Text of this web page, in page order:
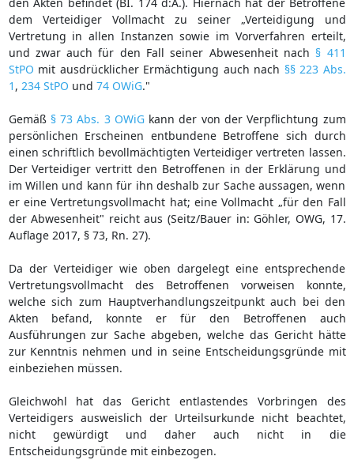
dem Verteidiger Vollmacht zu seiner „Verteidigung und
Vertretung in allen Instanzen sowie im Vorverfahren erteilt,
und zwar auch für den Fall seiner Abwesenheit nach § 411
StPO mit ausdrücklicher Ermächtigung auch nach §§ 223 Abs.
1 , 234 StPO und 74 OWiG."
Gemäß § 73 Abs. 3 OWiGkann der von der Verpflichtung zum
persönlichen Erscheinen entbundene Betroffene sich durch
einen schriftlich bevollmächtigten Verteidiger vertreten lassen.
Der Verteidiger vertritt den Betroffenen in der Erklärung und
im Willen und kann für ihn deshalb zur Sache aussagen, wenn
er eine Vertretungsvollmacht hat; eine Vollmacht „für den Fall
der Abwesenheit" reicht aus (Seitz/Bauer in: Göhler, OWG, 17.
Auflage 2017, § 73, Rn. 27).
Da der Verteidiger wie oben dargelegt eine entsprechende
Vertretungsvollmacht des Betroffenen vorweisen konnte,
welche sich zum Hauptverhandlungszeitpunkt auch bei den
Akten befand, konnte er für den Betroffenen auch
Ausführungen zur Sache abgeben, welche das Gericht hätte
zur Kenntnis nehmen und in seine Entscheidungsgründe mit
einbeziehen müssen.
Gleichwohl hat das Gericht entlastendes Vorbringen des
Verteidigers ausweislich der Urteilsurkunde nicht beachtet,
nicht gewürdigt und daher auch nicht in die
Entscheidungsgründe mit einbezogen.